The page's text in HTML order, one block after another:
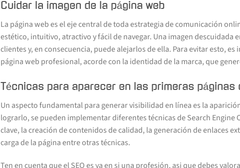
Cuidar la imagen de la página web
La página web es el eje central de toda estrategia de comunicación
estético, intuitivo, atractivo y fácil de navegar. Una imagen descuidada
clientes y, en consecuencia, puede alejarlos de ella. Para evitar esto,
página web profesional, acorde con la identidad de la marca, que
Técnicas para aparecer en las primeras
Un aspecto fundamental para generar visibilidad en línea es la
lograrlo, se pueden implementar diferentes técnicas de Search
clave, la creación de contenidos de calidad, la generación de enlaces
carga de la página entre otras técnicas.
Ten en cuenta que el SEO es ya en si una profesión, asi que debes